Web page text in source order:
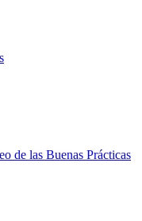
de las Buenas Prácticas